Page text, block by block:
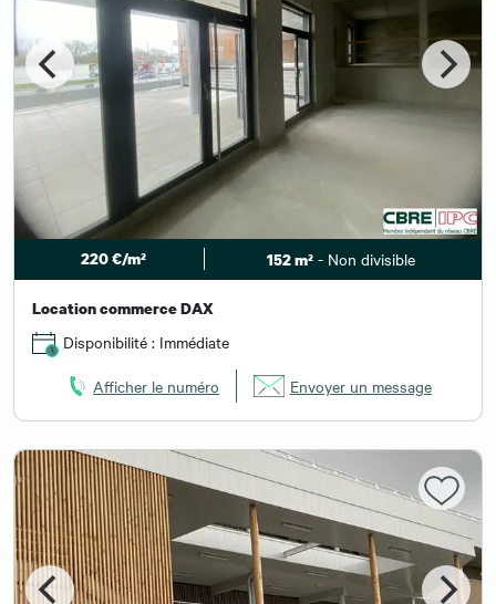
220 €/m² 152 m² - Non divisible
Location commerce DAX
Disponibilité : Immédiate
Afficher le numéro Envoyer un message